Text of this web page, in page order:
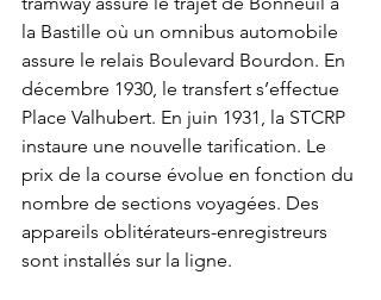
la Bastille où un omnibus automobile
assure le relais Boulevard Bourdon. En
décembre 1930, le transfert s’effectue
Place Valhubert. En juin 1931, la STCRP
instaure une nouvelle tarification. Le
prix de la course évolue en fonction du
nombre de sections voyagées. Des
appareils oblitérateurs-enregistreurs
sont installés sur la ligne.